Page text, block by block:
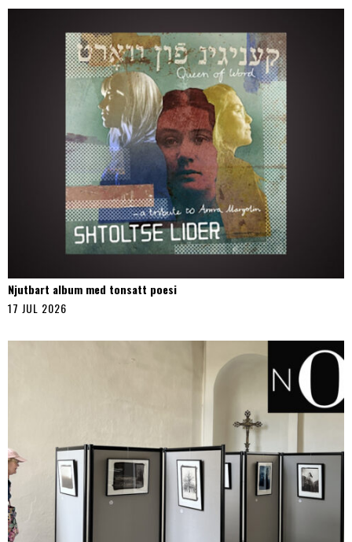
Njutbart album med tonsatt poesi
17 JUL 2026